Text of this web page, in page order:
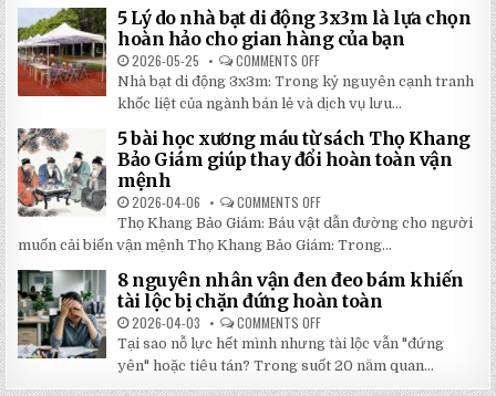
RẺ
TẠI
NHẬT
ĐÔNG
100
TRANG
MỚI
2026:
GIẢM
GIÁ
SỐ
TẬN
GỐC
TẠI
NHẬT
5 Lý do nhà bạt di động 3x3m là lựa chọn
hoàn hảo cho gian hàng của bạn
2026-05-25 COMMENTS OFF
5
LÝ
DO
NHÀ
BẠT
DI
ĐỘNG
3X3M
LỰA
HOÀN
HẢO
CHO
HÀNG
CỦA
BẠN
Nhà bạt di động 3x3m: Trong kỷ nguyên cạnh tranh
khốc liệt của ngành bán lẻ và dịch vụ lưu...
5 bài học xương máu từ sách Thọ Khang
Bảo Giám giúp thay đổi hoàn toàn vận
mệnh
2026-04-06 COMMENTS OFF
5
BÀI
HỌC
XƯƠNG
MÁU
TỪ
SÁCH
THỌ
BẢO
GIÁM
GIÚP
THAY
ĐỔI
Thọ Khang Bảo Giám: Báu vật dẫn đường cho người
muốn cải biến vận mệnh Thọ Khang Bảo Giám: Trong...
8 nguyên nhân vận đen đeo bám khiến
tài lộc bị chặn đứng hoàn toàn
2026-04-03 COMMENTS OFF
NGUYÊN
NHÂN
VẬN
ĐEN
Tại sao nỗ lực hết mình nhưng tài lộc vẫn "đứng
yên" hoặc tiêu tán? Trong suốt 20 năm quan...